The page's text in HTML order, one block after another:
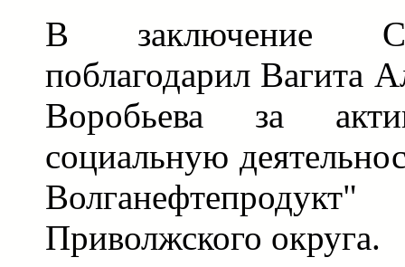
В заключение
поблагодарил Вагита
Воробьева за
социальную
Приволжского округа.